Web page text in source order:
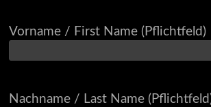
Vorname / First Name (Pflichtfeld)
Nachname / Last Name